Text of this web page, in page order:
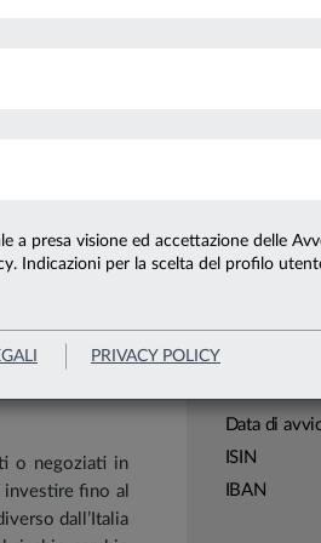
a presa visione ed accettazione delle
Indicazioni per la scelta del profilo
PRIVACY POLICY
Linea
Sistema
Categoria
Data di
ISIN
IBAN
o negoziati in
fino al
dall’Italia